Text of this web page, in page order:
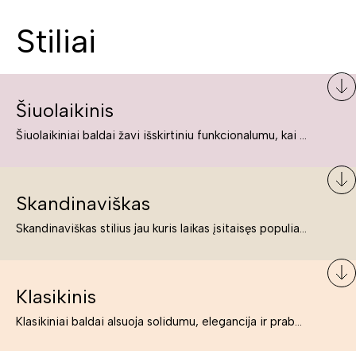
Stiliai
Šiuolaikinis
Šiuolaikiniai baldai žavi išskirtiniu funkcionalumu, kai kurie jų pelnytai net pavadinami meno kūriniais, nes jie tikrai yra išskirtiniai, originalūs ir puikiai atliepiantys į šiuolaikinių žmonių poreikius bei gyvenimo būdo ypatumus.
Skandinaviškas
Skandinaviškas stilius jau kuris laikas įsitaisęs populiariausiųjų sąraše. Namai, butai labai dažnai įrengiami remiantis būtent šio stiliaus ypatumais. Dėl švelnių spalvų, praktiškumo ir estetikos jis masina tuos, kurie neabejingi šviesiem ar neutralių spalvų koloritui, paprastumui, funkcionalumui, natūralumui ir stilingai estetikai. Platų skandinaviškų baldų spektrą rasite „Deinavos baldų“ asortimente.
Klasikinis
Klasikiniai baldai alsuoja solidumu, elegancija ir prabanga. Paprastai jie būna masyvūs, kuria didybės įspūdį. Neabejotinai jie bus geriausias pasirinkimas estetiškam ir rafinuotam klasikiniam namų interjerui. Kartais klasikiniai baldai traktuojami kaip senoviniai, bet tai ne tiesa – klasika yra stilius, neišsemiama elegancija ir rafinuotumas.